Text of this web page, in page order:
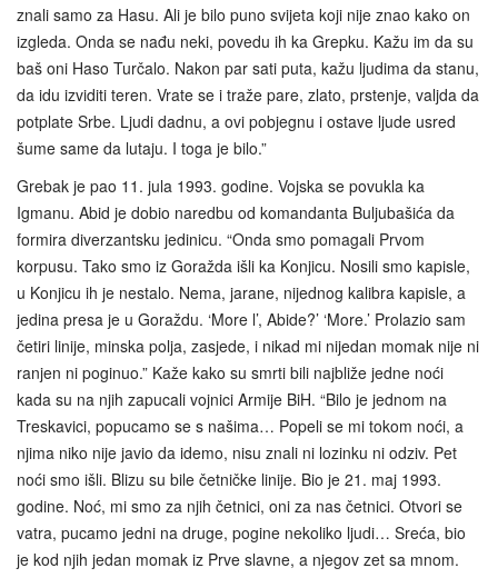
znali samo za Hasu. Ali je bilo puno svijeta koji nije znao kako on
izgleda. Onda se nađu neki, povedu ih ka Grepku. Kažu im da su
baš oni Haso Turčalo. Nakon par sati puta, kažu ljudima da stanu,
da idu izviditi teren. Vrate se i traže pare, zlato, prstenje, valjda da
potplate Srbe. Ljudi dadnu, a ovi pobjegnu i ostave ljude usred
šume same da lutaju. I toga je bilo.”
Grebak je pao 11. jula 1993. godine. Vojska se povukla ka
Igmanu. Abid je dobio naredbu od komandanta Buljubašića da
formira diverzantsku jedinicu. “Onda smo pomagali Prvom
korpusu. Tako smo iz Goražda išli ka Konjicu. Nosili smo kapisle,
u Konjicu ih je nestalo. Nema, jarane, nijednog kalibra kapisle, a
jedina presa je u Goraždu. ‘More l’, Abide?’ ‘More.’ Prolazio sam
četiri linije, minska polja, zasjede, i nikad mi nijedan momak nije ni
ranjen ni poginuo.” Kaže kako su smrti bili najbliže jedne noći
kada su na njih zapucali vojnici Armije BiH. “Bilo je jednom na
Treskavici, popucamo se s našima… Popeli se mi tokom noći, a
njima niko nije javio da idemo, nisu znali ni lozinku ni odziv. Pet
noći smo išli. Blizu su bile četničke linije. Bio je 21. maj 1993.
godine. Noć, mi smo za njih četnici, oni za nas četnici. Otvori se
vatra, pucamo jedni na druge, pogine nekoliko ljudi… Sreća, bio
je kod njih jedan momak iz Prve slavne, a njegov zet sa mnom.